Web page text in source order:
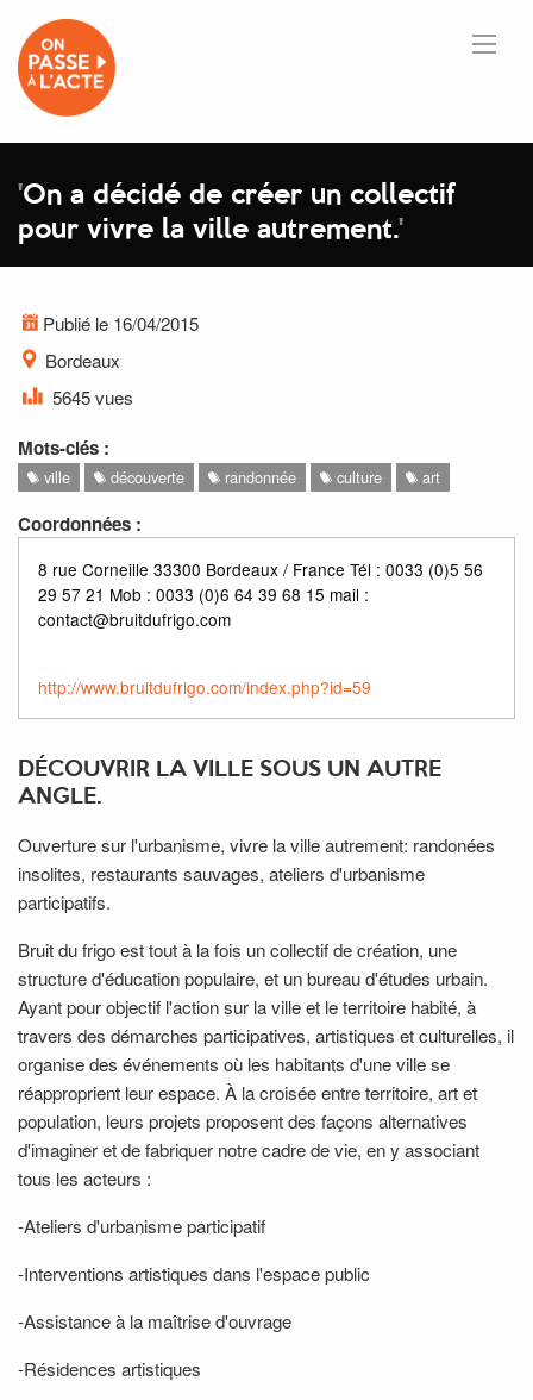
'On a décidé de créer un collectif
pour vivre la ville autrement.'
Publié le 16/04/2015
Bordeaux
5645 vues
Mots-clés :
ville découverte randonnée culture art
Coordonnées :
8 rue Corneille 33300 Bordeaux / France Tél : 0033 (0)5 56
29 57 21 Mob : 0033 (0)6 64 39 68 15 mail :
contact@bruitdufrigo.com
http://www.bruitdufrigo.com/index.php?id=59
DÉCOUVRIR LA VILLE SOUS UN AUTRE
ANGLE.
Ouverture sur l'urbanisme, vivre la ville autrement: randonées
insolites, restaurants sauvages, ateliers d'urbanisme
participatifs.
Bruit du frigo est tout à la fois un collectif de création, une
structure d'éducation populaire, et un bureau d'études urbain.
Ayant pour objectif l'action sur la ville et le territoire habité, à
travers des démarches participatives, artistiques et culturelles, il
organise des événements où les habitants d'une ville se
réapproprient leur espace. À la croisée entre territoire, art et
population, leurs projets proposent des façons alternatives
d'imaginer et de fabriquer notre cadre de vie, en y associant
tous les acteurs :
-Ateliers d'urbanisme participatif
-Interventions artistiques dans l'espace public
-Assistance à la maîtrise d'ouvrage
-Résidences artistiques